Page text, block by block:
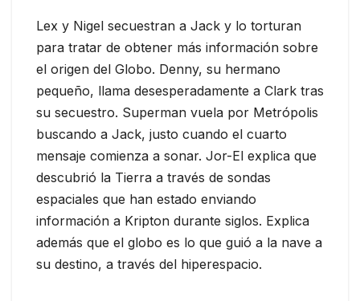
Lex y Nigel secuestran a Jack y lo torturan
para tratar de obtener más información sobre
el origen del Globo. Denny, su hermano
pequeño, llama desesperadamente a Clark tras
su secuestro. Superman vuela por Metrópolis
buscando a Jack, justo cuando el cuarto
mensaje comienza a sonar. Jor-El explica que
descubrió la Tierra a través de sondas
espaciales que han estado enviando
información a Kripton durante siglos. Explica
además que el globo es lo que guió a la nave a
su destino, a través del hiperespacio.